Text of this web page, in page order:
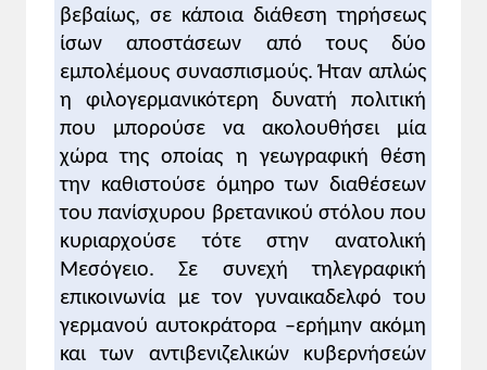
Κύριες διδακτικές επισημάνσεις
Σχολιασμός γραπτών πηγών
1. Ο Ελ. Βενιζέλος υποστήριζε την έξοδο
της Ελλάδας στον Α' Παγκόσμιο πόλεμο στο
πλευρό της Αντάντ. Κάνοντας μια απόλυτα
πραγματιστική προσέγγιση της κατάστασης,
ο Βενιζέλος τόνιζε ότι η Ελλάδα,
προκειμένου μετά το τέλος του Α'
Παγκόσμιου πολέμου να ενσωματώσει
εδάφη της Οθωμανικής αυτοκρατορίας στα
οποία άκμαζε ο ελληνισμός, δεν θα έπρεπε
να διστάσει ακόμη και να παραχωρήσει την
περιοχή της Καβάλας (η Καβάλα
προσφερόταν από την Αγγλία στη
βεβαίως, σε κάποια διάθεση τηρήσεως
ίσων αποστάσεων από τους δύο
εμπολέμους συνασπισμούς. Ήταν απλώς
η φιλογερμανικότερη δυνατή πολιτική
που μπορούσε να ακολουθήσει μία
χώρα της οποίας η γεωγραφική θέση
την καθιστούσε όμηρο των διαθέσεων
του πανίσχυρου βρετανικού στόλου που
κυριαρχούσε τότε στην ανατολική
Μεσόγειο. Σε συνεχή τηλεγραφική
επικοινωνία με τον γυναικαδελφό του
γερμανού αυτοκράτορα –ερήμην ακόμη
και των αντιβενιζελικών κυβερνήσεών